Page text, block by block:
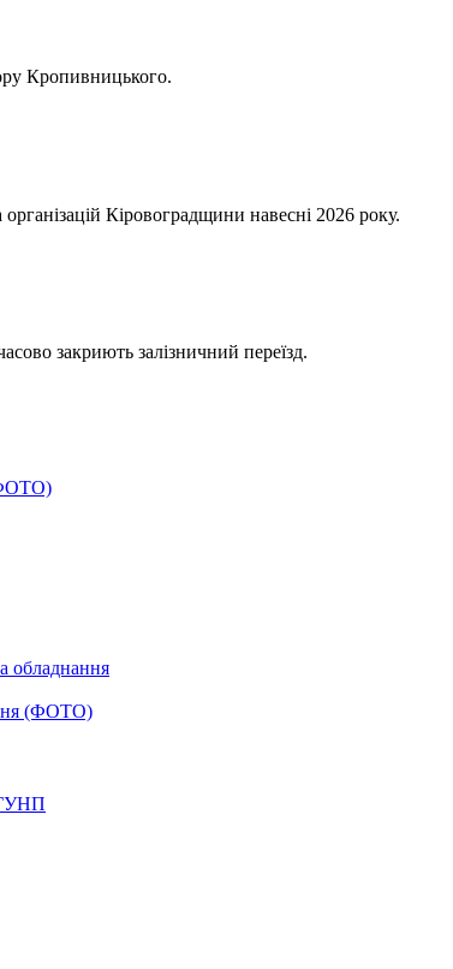
Кропивницького.
Кіровоградщини навесні 2026 року.
закриють залізничний переїзд.
обладнання
(ФОТО)
ГУНП